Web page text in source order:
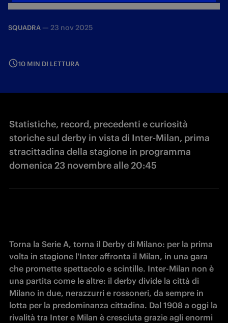
SQUADRA — 23 nov 2025
10 MIN DI LETTURA
Statistiche, record, precedenti e curiosità
storiche sul derby in vista di Inter-Milan, prima
stracittadina della stagione in programma
domenica 23 novembre alle 20:45
Torna la Serie A, torna il Derby di Milano: per la prima
volta in stagione l'Inter affronta il Milan, in una gara
che promette spettacolo e scintille. Inter-Milan non è
una partita come le altre: il derby divide la città di
Milano in due, nerazzurri e rossoneri, da sempre in
lotta per la predominanza cittadina. Dal 1908 a oggi la
rivalità tra Inter e Milan è cresciuta grazie agli enormi